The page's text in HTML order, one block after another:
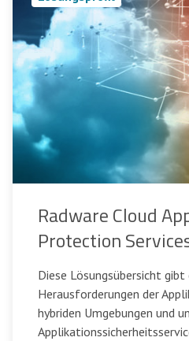
Radware Cloud
Protection
Diese Lösungsübersicht gibt
Herausforderungen der
hybriden Umgebungen und